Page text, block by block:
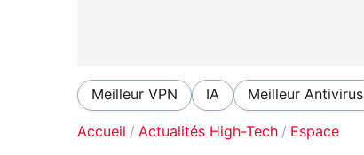
Meilleur VPN IA Meilleur Antivirus
Accueil Actualités High-Tech Espace